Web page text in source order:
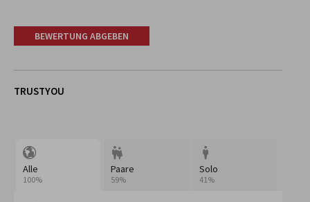
BEWERTUNG ABGEBEN
TRUSTYOU
Alle
100%
Paare
59% 41%